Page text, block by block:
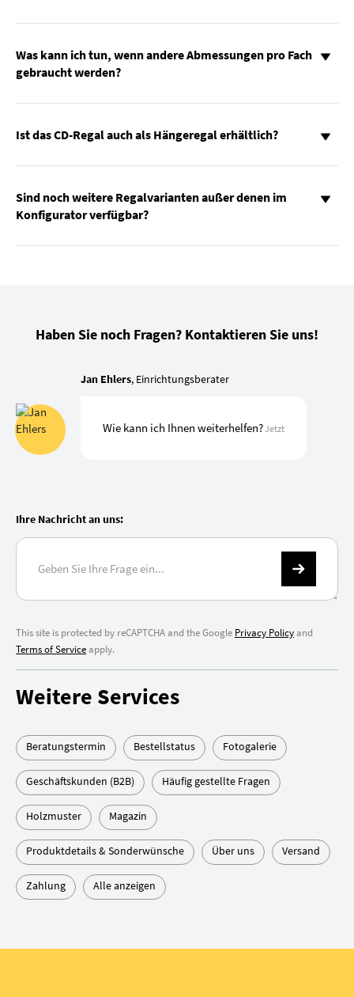
Was kann ich tun, wenn andere Abmessungen pro Fach
gebraucht werden?
Ist das CD-Regal auch als Hängeregal erhältlich?
Sind noch weitere Regalvarianten außer denen im
Konfigurator verfügbar?
Haben Sie noch Fragen? Kontaktieren Sie uns!
Jan Ehlers, Einrichtungsberater
Wie kann ich Ihnen weiterhelfen?Jetzt
Ihre Nachricht an uns:
This site is protected by reCAPTCHA and the Google Privacy Policyand
Terms of Serviceapply.
Weitere Services
Beratungstermin Bestellstatus Fotogalerie
Geschäftskunden (B2B) Häufig gestellte Fragen
Holzmuster Magazin
Produktdetails & Sonderwünsche Über uns Versand
Zahlung Alle anzeigen